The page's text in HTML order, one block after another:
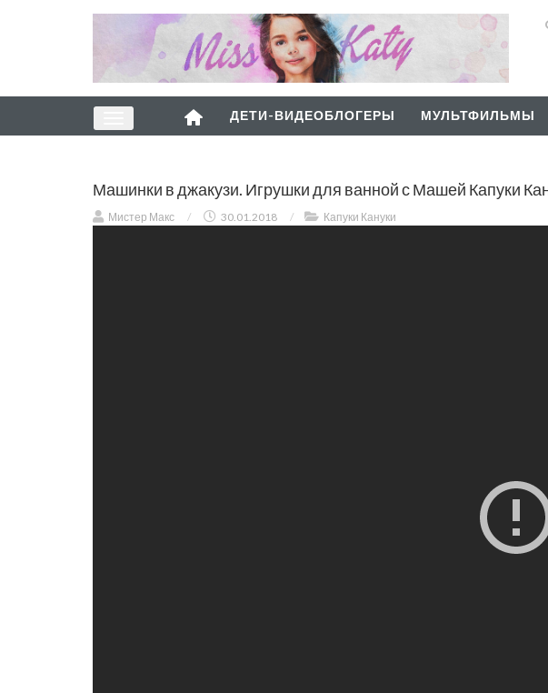
ДЕТИ-ВИДЕОБЛОГЕРЫ МУЛЬТФИЛЬМЫ
Машинки в джакузи. Игрушки для ванной с Машей Капуки
Мистер Макс / 30.01.2018 / Капуки Кануки